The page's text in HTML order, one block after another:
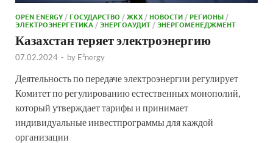
OPEN ENERGY /ГОСУДАРСТВО /ЖКХ /НОВОСТИ /РЕГИОНЫ /
ЭЛЕКТРОЭНЕРГЕТИКА /ЭНЕРГОАУДИТ /ЭНЕРГОМЕНЕДЖМЕНТ
Казахстан теряет электроэнергию
07.02.2024 - by E²nergy
Деятельность по передаче электроэнергии регулирует
Комитет по регулированию естественных монополий,
который утверждает тарифы и принимает
индивидуальные инвестпрограммы для каждой
организации